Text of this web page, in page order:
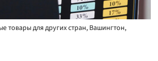
товары для других стран, Вашингтон,